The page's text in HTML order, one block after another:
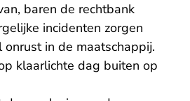
baren de rechtbank
incidenten zorgen
in de maatschappij.
klaarlichte dag buiten op